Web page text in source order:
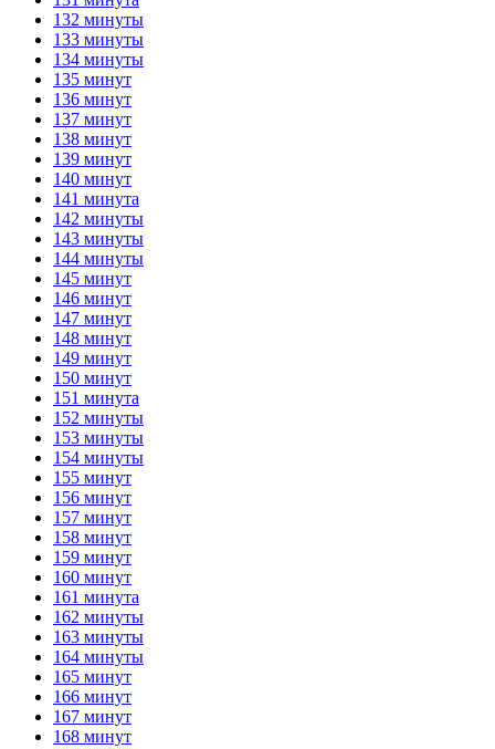
132 минуты
133 минуты
134 минуты
135 минут
136 минут
137 минут
138 минут
139 минут
140 минут
141 минута
142 минуты
143 минуты
144 минуты
145 минут
146 минут
147 минут
148 минут
149 минут
150 минут
151 минута
152 минуты
153 минуты
154 минуты
155 минут
156 минут
157 минут
158 минут
159 минут
160 минут
161 минута
162 минуты
163 минуты
164 минуты
165 минут
166 минут
167 минут
168 минут